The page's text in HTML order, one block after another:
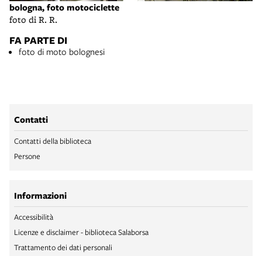
bologna, foto motociclette
foto di R. R.
FA PARTE DI
foto di moto bolognesi
Contatti
Contatti della biblioteca
Persone
Informazioni
Accessibilità
Licenze e disclaimer - biblioteca Salaborsa
Trattamento dei dati personali